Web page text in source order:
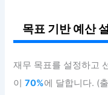
목표 기반 예산
재무 목표를 설정하고
이70%에 달합니다. (